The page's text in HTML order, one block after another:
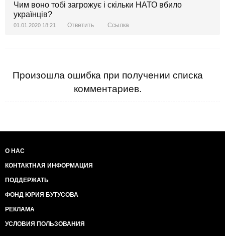
Чим воно тобі загрожує і скільки НАТО вбило
українців?
01.01.2020 18:21 Ответить Ссылка
Произошла ошибка при получении списка
комментариев.
О НАС
КОНТАКТНАЯ ИНФОРМАЦИЯ
ПОДДЕРЖАТЬ
ФОНД ЮРИЯ БУТУСОВА
РЕКЛАМА
УСЛОВИЯ ПОЛЬЗОВАНИЯ